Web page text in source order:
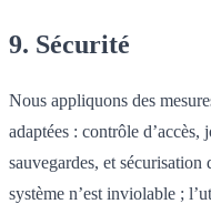
9. Sécurité
Nous appliquons des
adaptées : contrôle
sauvegardes, et
système n’est inviolable ;